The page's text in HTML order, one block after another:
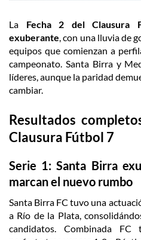
La Fecha 2 del Clausura
exuberante, con una lluvia de
equipos que comienzan a
campeonato. Santa Birra y
líderes, aunque la paridad
cambiar.
Resultados
Clausura Fútbol 7
Serie 1: Santa Birra
marcan el nuevo rumbo
Santa Birra FC tuvo una
a Río de la Plata,
candidatos. Combinada FC